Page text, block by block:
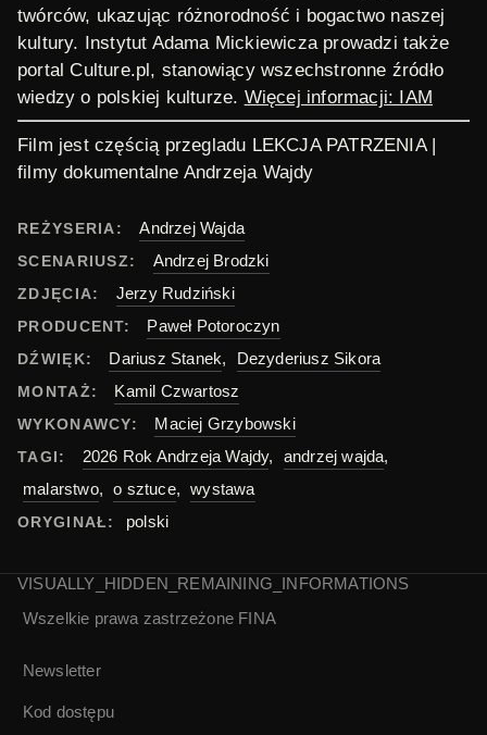
twórców, ukazując różnorodność i bogactwo naszej
kultury. Instytut Adama Mickiewicza prowadzi także
portal Culture.pl, stanowiący wszechstronne źródło
wiedzy o polskiej kulturze. Więcej informacji: IAM
Film jest częścią przegladu LEKCJA PATRZENIA |
filmy dokumentalne Andrzeja Wajdy
REŻYSERIA: Andrzej Wajda
SCENARIUSZ: Andrzej Brodzki
ZDJĘCIA: Jerzy Rudziński
PRODUCENT: Paweł Potoroczyn
DŹWIĘK: Dariusz Stanek, Dezyderiusz Sikora
MONTAŻ: Kamil Czwartosz
WYKONAWCY: Maciej Grzybowski
TAGI: 2026 Rok Andrzeja Wajdy, andrzej wajda,
malarstwo, o sztuce, wystawa
ORYGINAŁ: polski
VISUALLY_HIDDEN_REMAINING_INFORMATIONS
Wszelkie prawa zastrzeżone FINA
Newsletter
Kod dostępu